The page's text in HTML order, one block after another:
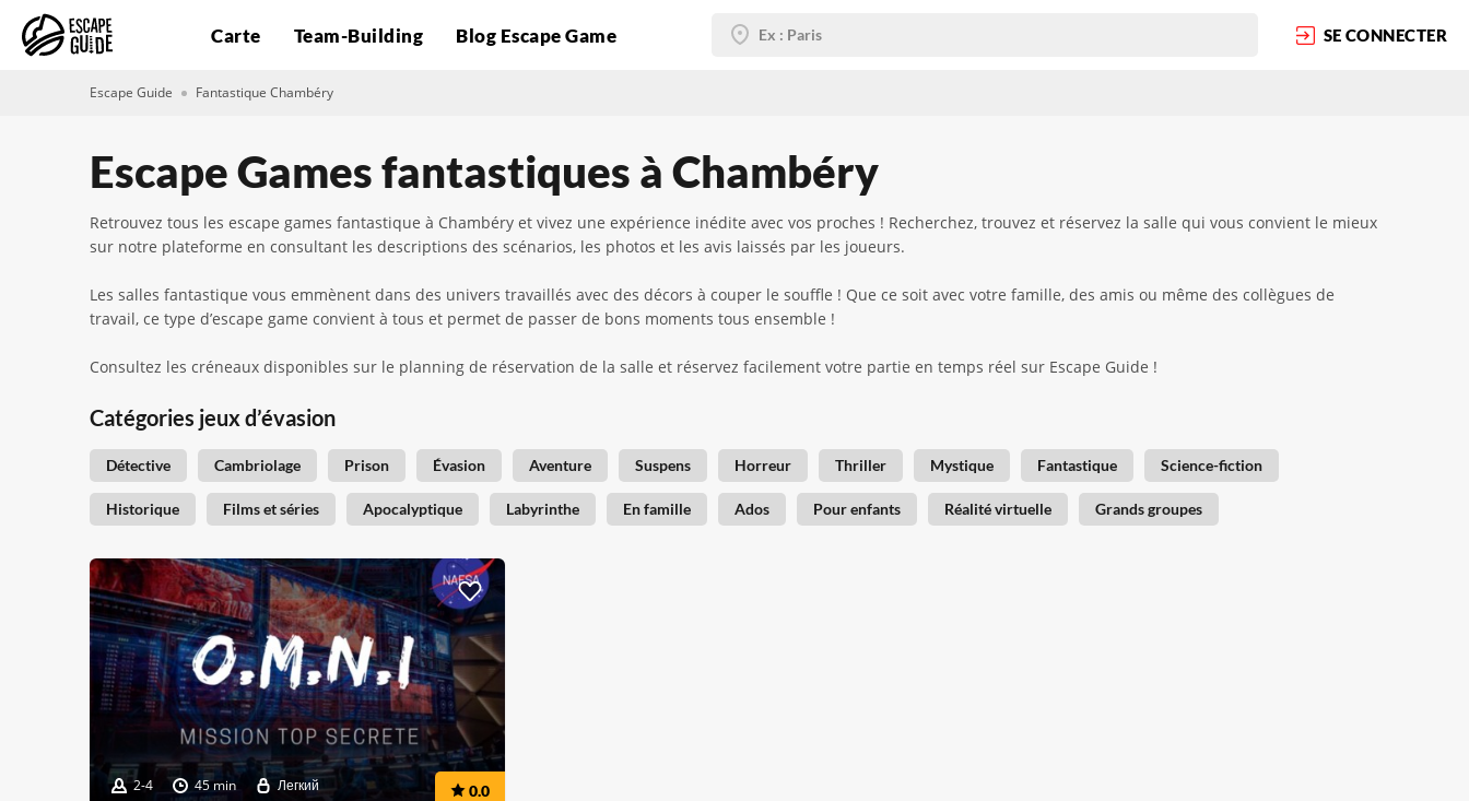
Carte Team-Building Blog Escape Game SE CONNECTER
Escape Guide Fantastique Chambéry
Escape Games fantastiques à Chambéry
Retrouvez tous les escape games fantastique à Chambéry et vivez une expérience inédite avec vos proches ! Recherchez, trouvez et réservez la salle qui vous convient le mieux
sur notre plateforme en consultant les descriptions des scénarios, les photos et les avis laissés par les joueurs.
Les salles fantastique vous emmènent dans des univers travaillés avec des décors à couper le souffle ! Que ce soit avec votre famille, des amis ou même des collègues de
travail, ce type d’escape game convient à tous et permet de passer de bons moments tous ensemble !
Consultez les créneaux disponibles sur le planning de réservation de la salle et réservez facilement votre partie en temps réel sur Escape Guide !
Catégories jeux d’évasion
Détective Cambriolage Prison Évasion Aventure Suspens Horreur Thriller Mystique Fantastique Science-fiction
Historique Films et séries Apocalyptique Labyrinthe En famille Ados Pour enfants Réalité virtuelle Grands groupes
2-4 45 min Легкий 0.0